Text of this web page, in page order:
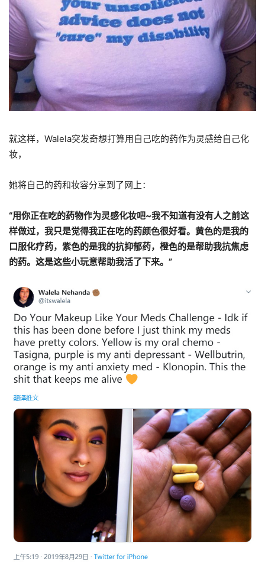
就这样，Walela突发奇想打算用自己吃的药作为灵感给自己化
妆，
她将自己的药和妆容分享到了网上：
“用你正在吃的药物作为灵感化妆吧~我不知道有没有人之前这
样做过，我只是觉得我正在吃的药颜色很好看。黄色的是我的
口服化疗药，紫色的是我的抗抑郁药，橙色的是帮助我抗焦虑
的药。这是这些小玩意帮助我活了下来。”